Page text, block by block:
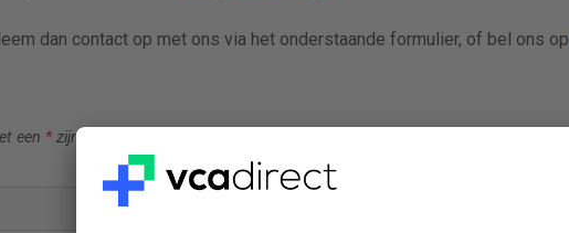
dan contact op met ons via het onderstaande formulier, of bel ons op
een * zijn vereiste velden